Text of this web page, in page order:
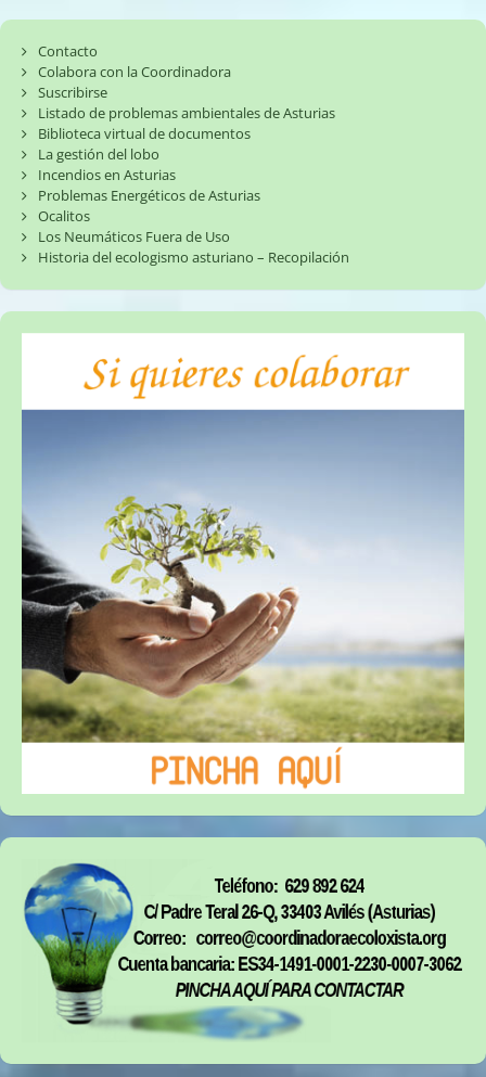
Contacto
Colabora con la Coordinadora
Suscribirse
Listado de problemas ambientales de Asturias
Biblioteca virtual de documentos
La gestión del lobo
Incendios en Asturias
Problemas Energéticos de Asturias
Ocalitos
Los Neumáticos Fuera de Uso
Historia del ecologismo asturiano – Recopilación